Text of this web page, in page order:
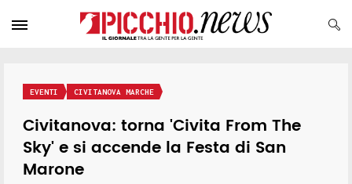
EVENTI CIVITANOVA MARCHE
Civitanova: torna 'Civita From The
Sky' e si accende la Festa di San
Marone